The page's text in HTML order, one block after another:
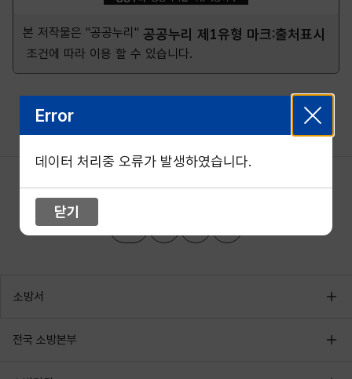
본 저작물은 "공공누리" 공공누리 제1유형 마크:출처표시
조건에 따라 이용 할 수 있습니다.
소방서
전국 소방본부
Error
데이터 처리중 오류가 발생하였습니다.
닫기